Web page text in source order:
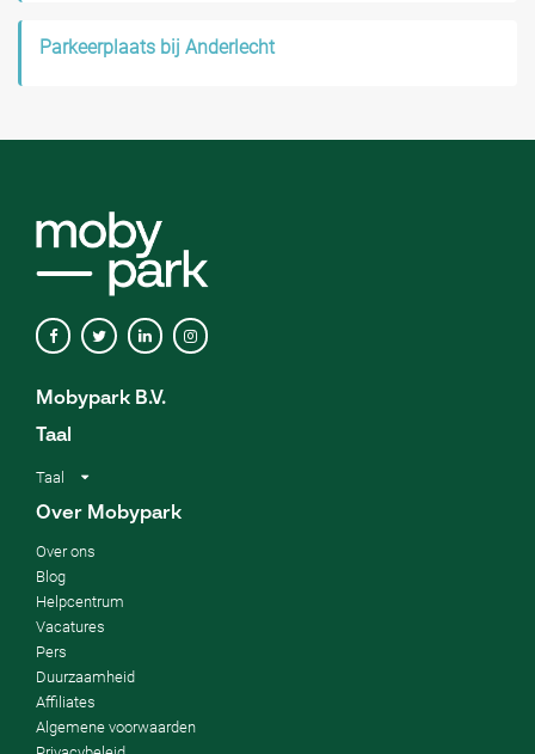
Parkeerplaats bij Anderlecht
Mobypark B.V.
Taal
Taal
Over Mobypark
Over ons
Blog
Helpcentrum
Vacatures
Pers
Duurzaamheid
Affiliates
Algemene voorwaarden